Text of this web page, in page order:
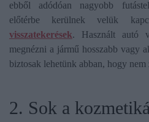
ebből adódóan nagyobb
előtérbe kerülnek velük
visszatekerések. Használt autó
megnézni a jármű hosszabb vagy
biztosak lehetünk abban, hogy nem
2. Sok a